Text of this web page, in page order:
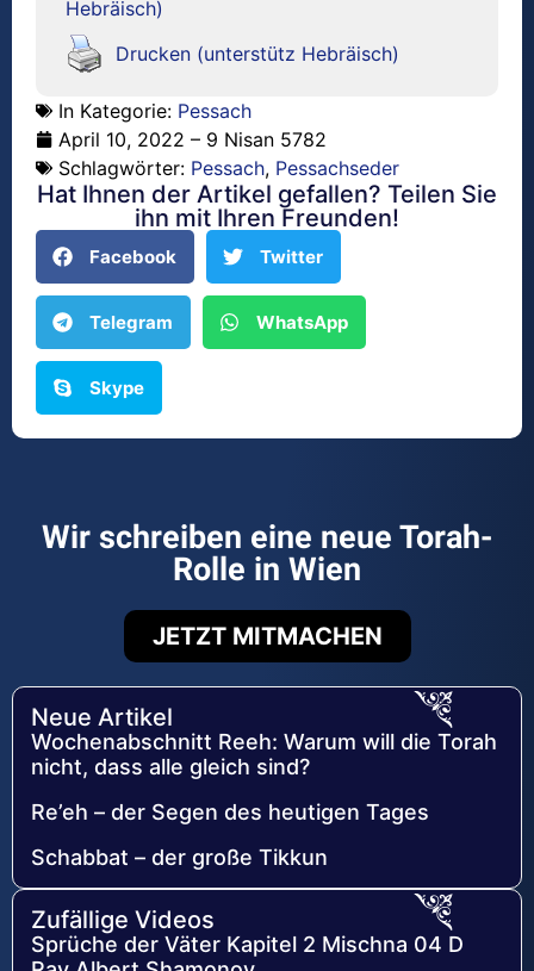
Hebräisch)
Drucken (unterstütz Hebräisch)
In Kategorie: Pessach
April 10, 2022 – 9 Nisan 5782
Schlagwörter: Pessach, Pessachseder
Hat Ihnen der Artikel gefallen? Teilen Sie
ihn mit Ihren Freunden!
Facebook Twitter
Telegram WhatsApp
Skype
Wir schreiben eine neue Torah-
Rolle in Wien
JETZT MITMACHEN
Neue Artikel
Wochenabschnitt Reeh: Warum will die Torah
nicht, dass alle gleich sind?
Re’eh – der Segen des heutigen Tages
Schabbat – der große Tikkun
Zufällige Videos
Sprüche der Väter Kapitel 2 Mischna 04 D